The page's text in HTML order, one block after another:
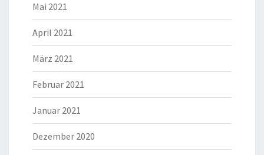
Mai 2021
April 2021
März 2021
Februar 2021
Januar 2021
Dezember 2020